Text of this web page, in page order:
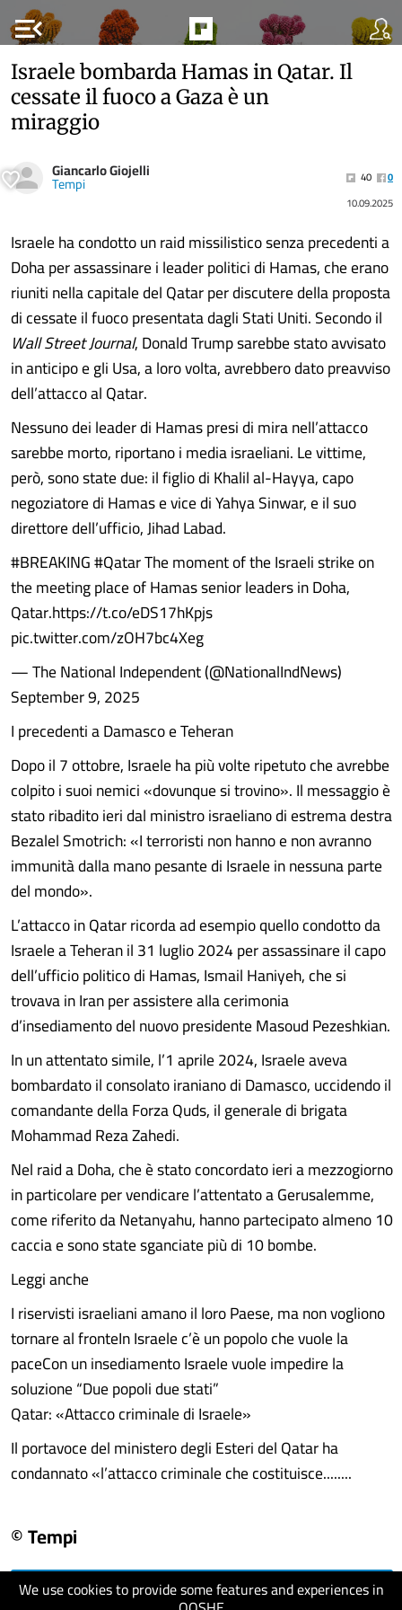
menu_open
We use cookies to provide some features and experiences in
Israele bombarda Hamas in Qatar. Il
cessate il fuoco a Gaza è un
miraggio
Giancarlo Giojelli
Tempi 40
0
10.09.2025
Israele ha condotto un raid missilistico senza precedenti a
Doha per assassinare i leader politici di Hamas, che erano
riuniti nella capitale del Qatar per discutere della proposta
di cessate il fuoco presentata dagli Stati Uniti. Secondo il
Wall Street Journal, Donald Trump sarebbe stato avvisato
in anticipo e gli Usa, a loro volta, avrebbero dato preavviso
dell’attacco al Qatar.
Nessuno dei leader di Hamas presi di mira nell’attacco
sarebbe morto, riportano i media israeliani. Le vittime,
però, sono state due: il figlio di Khalil al-Hayya, capo
negoziatore di Hamas e vice di Yahya Sinwar, e il suo
direttore dell’ufficio, Jihad Labad.
#BREAKING #Qatar The moment of the Israeli strike on
the meeting place of Hamas senior leaders in Doha,
Qatar.https://t.co/eDS17hKpjs
pic.twitter.com/zOH7bc4Xeg
— The National Independent (@NationalIndNews)
September 9, 2025
I precedenti a Damasco e Teheran
Dopo il 7 ottobre, Israele ha più volte ripetuto che avrebbe
colpito i suoi nemici «dovunque si trovino». Il messaggio è
stato ribadito ieri dal ministro israeliano di estrema destra
Bezalel Smotrich: «I terroristi non hanno e non avranno
immunità dalla mano pesante di Israele in nessuna parte
del mondo».
L’attacco in Qatar ricorda ad esempio quello condotto da
Israele a Teheran il 31 luglio 2024 per assassinare il capo
dell’ufficio politico di Hamas, Ismail Haniyeh, che si
trovava in Iran per assistere alla cerimonia
d’insediamento del nuovo presidente Masoud Pezeshkian.
In un attentato simile, l’1 aprile 2024, Israele aveva
bombardato il consolato iraniano di Damasco, uccidendo il
comandante della Forza Quds, il generale di brigata
Mohammad Reza Zahedi.
Nel raid a Doha, che è stato concordato ieri a mezzogiorno
in particolare per vendicare l’attentato a Gerusalemme,
come riferito da Netanyahu, hanno partecipato almeno 10
caccia e sono state sganciate più di 10 bombe.
Leggi anche
I riservisti israeliani amano il loro Paese, ma non vogliono
tornare al fronteIn Israele c’è un popolo che vuole la
paceCon un insediamento Israele vuole impedire la
soluzione “Due popoli due stati”
Qatar: «Attacco criminale di Israele»
Il portavoce del ministero degli Esteri del Qatar ha
condannato «l’attacco criminale che costituisce........
© Tempi